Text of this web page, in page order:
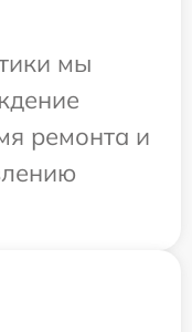
мы
ремонта и